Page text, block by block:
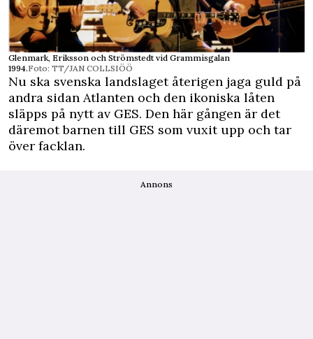
Glenmark, Eriksson och Strömstedt vid Grammisgalan
1994.Foto: TT/JAN COLLSIÖÖ
Nu ska svenska landslaget återigen jaga guld på
andra sidan Atlanten och den ikoniska låten
släpps på nytt av GES. Den här gången är det
däremot barnen till GES som vuxit upp och tar
över facklan.
Annons